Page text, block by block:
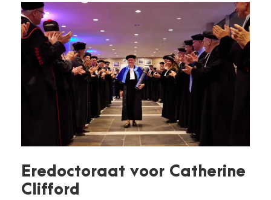
Eredoctoraat voor Catherine
Clifford